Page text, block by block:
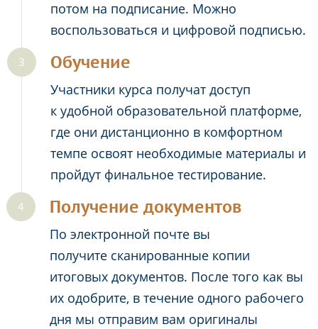
потом на подписание. Можно
воспользоваться и цифровой подписью.
Обучение
Участники курса получат доступ
к удобной образовательной платформе,
где они дистанционно в комфортном
темпе освоят необходимые материалы и
пройдут финальное тестирование.
Получение документов
По электронной почте вы
получите сканированные копии
итоговых документов. После того как вы
их одобрите, в течение одного рабочего
дня мы отправим вам оригиналы